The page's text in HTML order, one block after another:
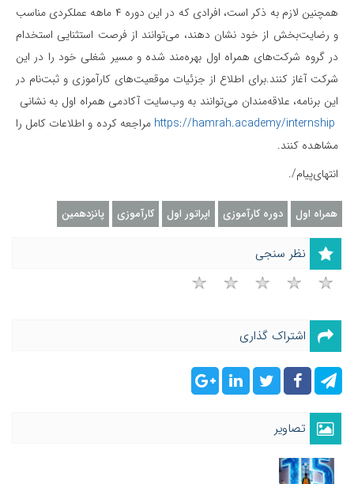
همچنین لازم به ذکر است، افرادی که در این دوره ۴ ماهه عملکردی مناسب
و رضایت‌بخش از خود نشان دهند، می‌توانند از فرصت استثنایی استخدام
در گروه شرکت‌های همراه اول بهره‌مند شده و مسیر شغلی خود را در این
شرکت آغاز کنند.برای اطلاع از جزئیات موقعیت‌های کارآموزی و ثبت‌نام در
این برنامه، علاقه‌مندان می‌توانند به وب‌سایت آکادمی همراه اول به نشانی
https://hamrah.academy/internship مراجعه کرده و اطلاعات کامل را
مشاهده کنند.
انتهای‌پیام/.
همراه اول دوره کارآموزی اپراتور اول کارآموزی پانزدهمین
نظر سنجی
اشتراک گذاری
تصاویر